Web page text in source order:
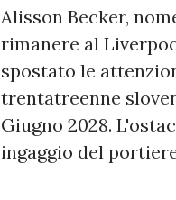
Alisson Becker,
rimanere al
spostato le
trentatreenne
Giugno 2028.
ingaggio del